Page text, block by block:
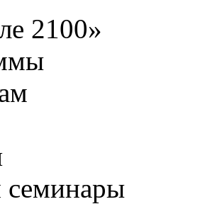
2100»